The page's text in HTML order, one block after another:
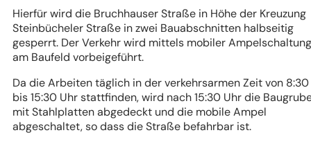
Hierfür wird die Bruchhauser Straße in Höhe der Kreuzung
Steinbücheler Straße in zwei Bauabschnitten halbseitig
gesperrt. Der Verkehr wird mittels mobiler Ampelschaltung
am Baufeld vorbeigeführt.
Da die Arbeiten täglich in der verkehrsarmen Zeit von 8:30
bis 15:30 Uhr stattfinden, wird nach 15:30 Uhr die
mit Stahlplatten abgedeckt und die mobile Ampel
abgeschaltet, so dass die Straße befahrbar ist.